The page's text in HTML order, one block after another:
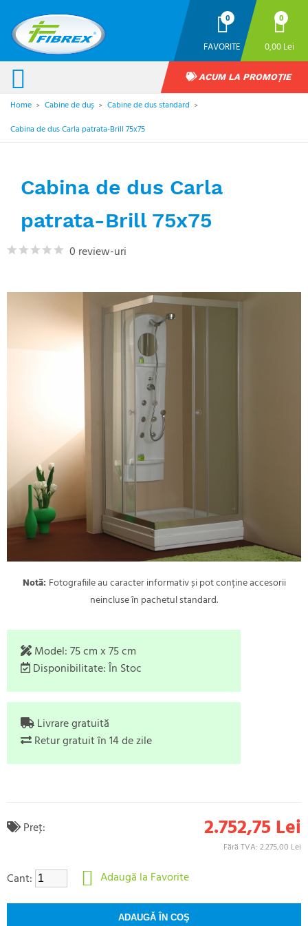
FAVORITE
0 0
0,00 Lei
ACUM LA PROMOȚIE
Home > Cabine de duș > Cabine de dus standard >
Cabina de dus Carla patrata-Brill 75x75
Cabina de dus Carla
patrata-Brill 75x75
0 review-uri
Notă: Fotografiile au caracter informativ și pot conține accesorii
neincluse în pachetul standard.
Model:75 cm x 75 cm
Disponibilitate:În Stoc
Livrare gratuită
Retur gratuit în 14 de zile
Preţ: 2.752,75 Lei
Fără TVA: 2.275,00 Lei
Cant: Adaugă la Favorite